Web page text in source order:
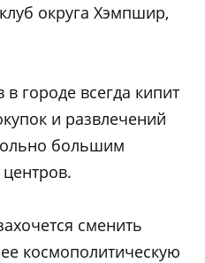
округа Хэмпшир,
городе всегда кипит
и развлечений
большим
сменить
космополитическую